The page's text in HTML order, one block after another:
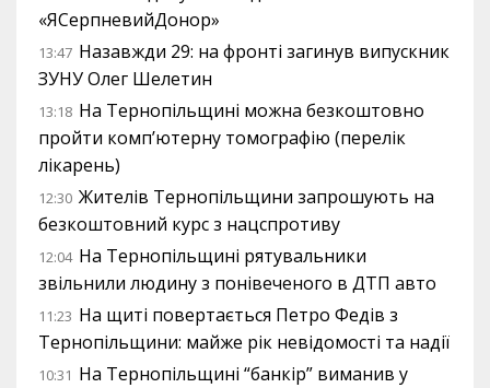
«ЯСерпневийДонор»
13:47 Назавжди 29: на фронті загинув випускник
ЗУНУ Олег Шелетин
13:18 На Тернопільщині можна безкоштовно
пройти комп’ютерну томографію (перелік
лікарень)
12:30 Жителів Тернопільщини запрошують на
безкоштовний курс з нацспротиву
12:04 На Тернопільщині рятувальники
звільнили людину з понівеченого в ДТП авто
11:23 На щиті повертається Петро Федів з
Тернопільщини: майже рік невідомості та надії
10:31 На Тернопільщині “банкір” виманив у